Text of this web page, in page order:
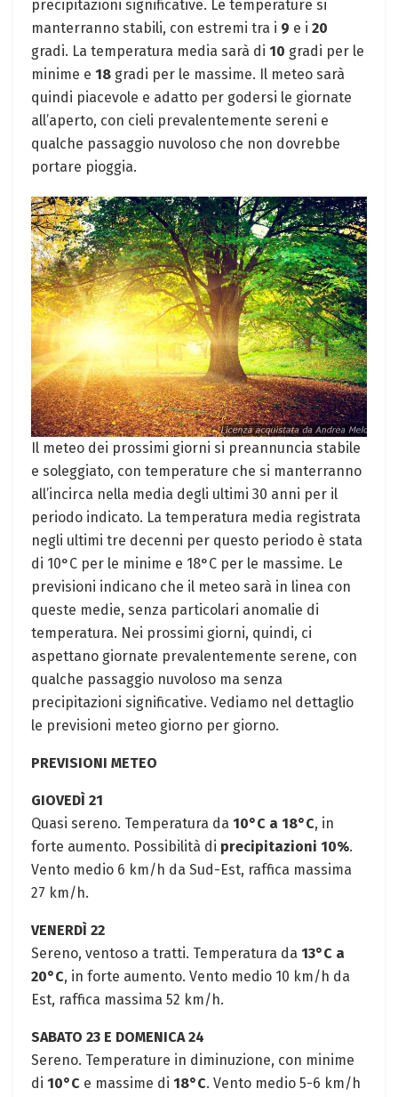
precipitazioni significative. Le temperature si
manterranno stabili, con estremi tra i 9 e i 20
gradi. La temperatura media sarà di 10 gradi per le
minime e 18 gradi per le massime. Il meteo sarà
quindi piacevole e adatto per godersi le giornate
all’aperto, con cieli prevalentemente sereni e
qualche passaggio nuvoloso che non dovrebbe
portare pioggia.
Il meteo dei prossimi giorni si preannuncia stabile
e soleggiato, con temperature che si manterranno
all’incirca nella media degli ultimi 30 anni per il
periodo indicato. La temperatura media registrata
negli ultimi tre decenni per questo periodo è stata
di 10°C per le minime e 18°C per le massime. Le
previsioni indicano che il meteo sarà in linea con
queste medie, senza particolari anomalie di
temperatura. Nei prossimi giorni, quindi, ci
aspettano giornate prevalentemente serene, con
qualche passaggio nuvoloso ma senza
precipitazioni significative. Vediamo nel dettaglio
le previsioni meteo giorno per giorno.
PREVISIONI METEO
GIOVEDÌ 21
Quasi sereno. Temperatura da 10°C a 18°C, in
forte aumento. Possibilità di precipitazioni 10%.
Vento medio 6 km/h da Sud-Est, raffica massima
27 km/h.
VENERDÌ 22
Sereno, ventoso a tratti. Temperatura da 13°C a
20°C, in forte aumento. Vento medio 10 km/h da
Est, raffica massima 52 km/h.
SABATO 23 E DOMENICA 24
Sereno. Temperature in diminuzione, con minime
di 10°C e massime di 18°C. Vento medio 5-6 km/h